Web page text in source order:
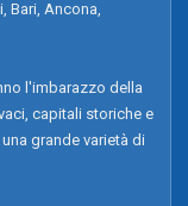
Bari, Ancona,
l'imbarazzo della
capitali storiche e
grande varietà di